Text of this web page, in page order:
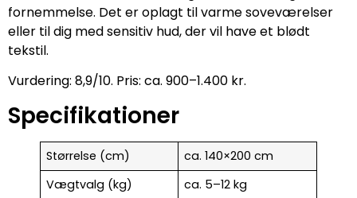
fornemmelse. Det er oplagt til varme soveværelser
eller til dig med sensitiv hud, der vil have et blødt
tekstil.
Vurdering: 8,9/10. Pris: ca. 900–1.400 kr.
Specifikationer
Størrelse (cm)
ca. 140×200 cm
Vægtvalg (kg)
ca. 5–12 kg